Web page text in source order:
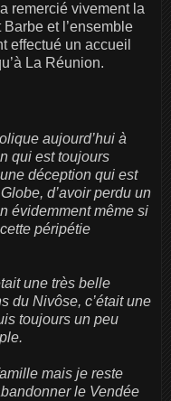
remercié vivement la
et l’ensemble
effectué un accueil
La Réunion.
aujourd’hui à
qui est toujours
déception qui est
d’avoir perdu un
évidemment même si
péripétie
une très belle
du Nivôse, c’était une
toujours un peu
mais je reste
le Vendée